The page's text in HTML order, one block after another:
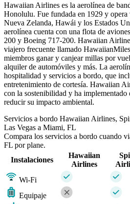
Hawaiian Airlines es la aerolínea de
Honolulu. Fue fundada en 1929 y opera
Nueva Zelanda, Hawái y los Estados
aerolínea cuenta con una flota de
200 y Boeing 717-200. Hawaiian
viajero frecuente llamado
miembros ganar y canjear millas por
alquiler de automóviles y más. La
hospitalidad y servicios a bordo, que
entretenimiento de cortesía. Hawaiian
con la sostenibilidad y ha implementado
reducir su impacto ambiental.
Servicios a bordo Hawaiian Airlines,
Las Vegas a Miami, FL
Compara los servicios a bordo cuando
FL por plane.
Instalaciones
Hawaiian
Airlines
Wi-Fi
Equipaje